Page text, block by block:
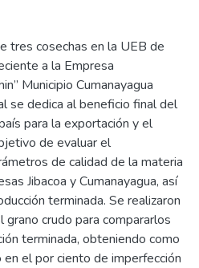
tres cosechas en la UEB de
a la Empresa
Municipio Cumanayagua
se dedica al beneficio final del
para la exportación y el
de evaluar el
de calidad de la materia
Jibacoa y Cumanayagua, así
terminada. Se realizaron
crudo para compararlos
terminada, obteniendo como
el por ciento de imperfección